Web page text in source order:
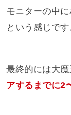
モニターの中
という感じです
最終的には大魔
アするまでに2